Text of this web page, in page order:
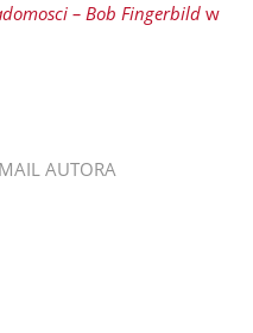
– Bob Fingerbildw
AUTORA